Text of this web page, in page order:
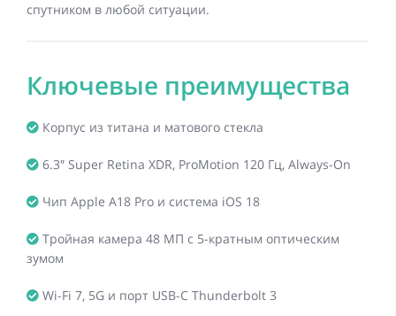
спутником в любой ситуации.
Ключевые преимущества
Корпус из титана и матового стекла
6.3″ Super Retina XDR, ProMotion 120 Гц, Always-On
Чип Apple A18 Pro и система iOS 18
Тройная камера 48 МП с 5-кратным оптическим
зумом
Wi-Fi 7, 5G и порт USB-C Thunderbolt 3